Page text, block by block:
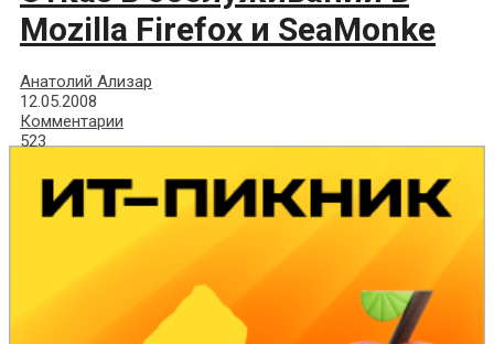
Mozilla Firefox и SeaMonke
Анатолий Ализар
12.05.2008
Комментарии
523